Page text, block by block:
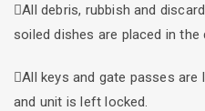
All debris, rubbish and
soiled dishes are placed in the
All keys and gate passes
and unit is left locked.